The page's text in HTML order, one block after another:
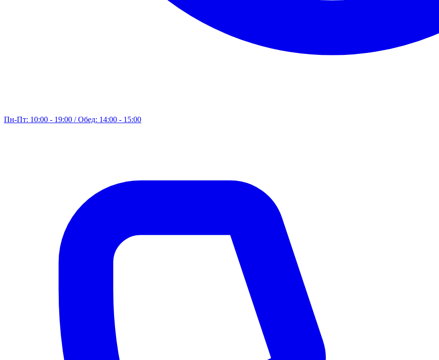
Пн-Пт: 10:00 - 19:00 / Обед: 14:00 - 15:00